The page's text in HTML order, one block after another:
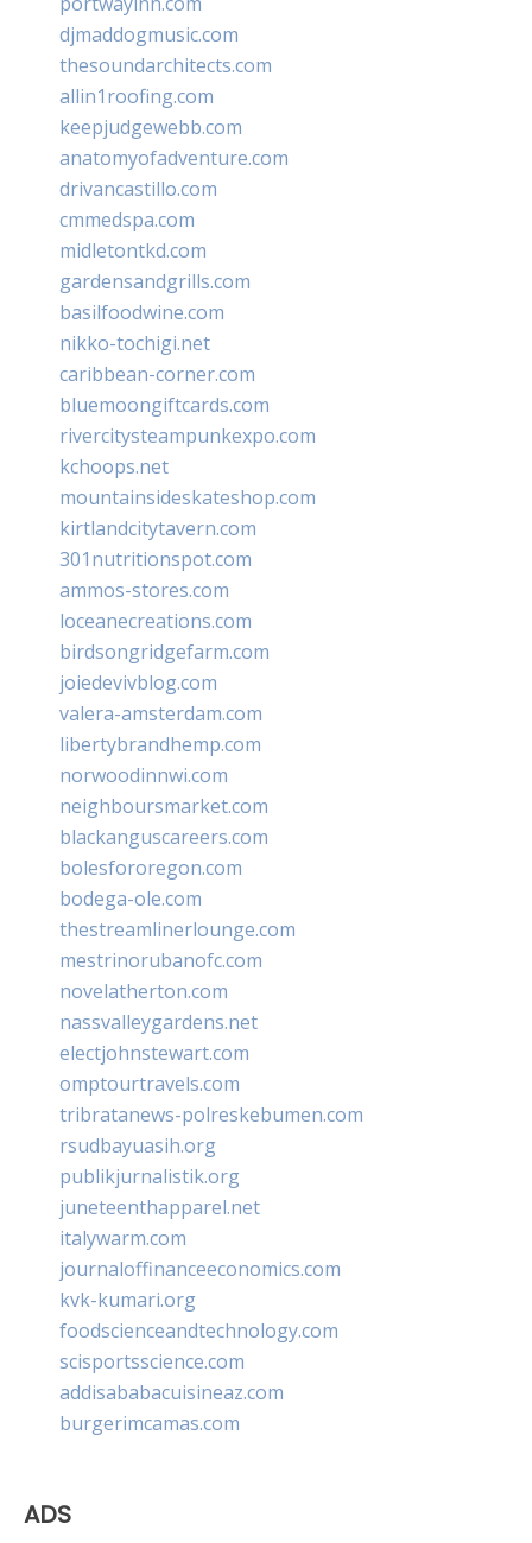
djmaddogmusic.com
thesoundarchitects.com
allin1roofing.com
keepjudgewebb.com
anatomyofadventure.com
drivancastillo.com
cmmedspa.com
midletontkd.com
gardensandgrills.com
basilfoodwine.com
nikko-tochigi.net
caribbean-corner.com
bluemoongiftcards.com
rivercitysteampunkexpo.com
kchoops.net
mountainsideskateshop.com
kirtlandcitytavern.com
301nutritionspot.com
ammos-stores.com
loceanecreations.com
birdsongridgefarm.com
joiedevivblog.com
valera-amsterdam.com
libertybrandhemp.com
norwoodinnwi.com
neighboursmarket.com
blackanguscareers.com
bolesfororegon.com
bodega-ole.com
thestreamlinerlounge.com
mestrinorubanofc.com
novelatherton.com
nassvalleygardens.net
electjohnstewart.com
omptourtravels.com
tribratanews-polreskebumen.com
rsudbayuasih.org
publikjurnalistik.org
juneteenthapparel.net
italywarm.com
journaloffinanceeconomics.com
kvk-kumari.org
foodscienceandtechnology.com
scisportsscience.com
addisababacuisineaz.com
burgerimcamas.com
ADS